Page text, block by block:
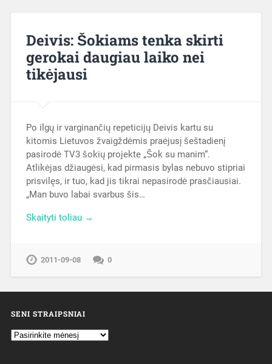
Deivis: Šokiams tenka skirti
gerokai daugiau laiko nei
tikėjausi
Po ilgų ir varginančių repeticijų Deivis kartu su
kitomis Lietuvos žvaigždėmis praėjusį šeštadienį
pasirodė TV3 šokių projekte „Šok su manim“.
Atlikėjas džiaugėsi, kad pirmasis bylas nebuvo stipriai
prisvilęs, ir tuo, kad jis tikrai nepasirodė prasčiausiai.
„Man buvo labai svarbus šis…
Skaityti toliau →
2011-09-08 0
SENI STRAIPSNIAI